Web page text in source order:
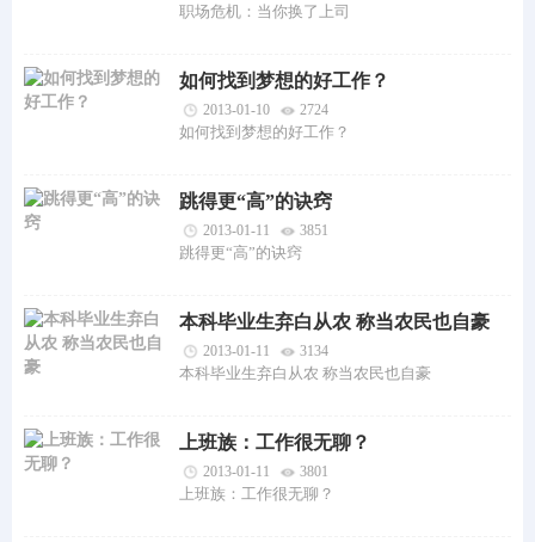
职场危机：当你换了上司
如何找到梦想的好工作？
2013-01-10 2724
如何找到梦想的好工作？
跳得更“高”的诀窍
2013-01-11 3851
跳得更“高”的诀窍
本科毕业生弃白从农 称当农民也自豪
2013-01-11 3134
本科毕业生弃白从农 称当农民也自豪
上班族：工作很无聊？
2013-01-11 3801
上班族：工作很无聊？